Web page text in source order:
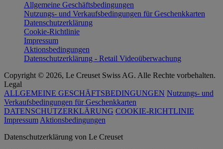
Allgemeine Geschäftsbedingungen
Nutzungs- und Verkaufsbedingungen für Geschenkkarten
Datenschutzerklärung
Cookie-Richtlinie
Impressum
Aktionsbedingungen
Datenschutzerklärung - Retail Videoüberwachung
Copyright © 2026, Le Creuset Swiss AG. Alle Rechte vorbehalten.
Legal
ALLGEMEINE GESCHÄFTSBEDINGUNGEN Nutzungs- und
Verkaufsbedingungen für Geschenkkarten
DATENSCHUTZERKLÄRUNG COOKIE-RICHTLINIE
Impressum Aktionsbedingungen
Datenschutz­erklärung von Le Creuset